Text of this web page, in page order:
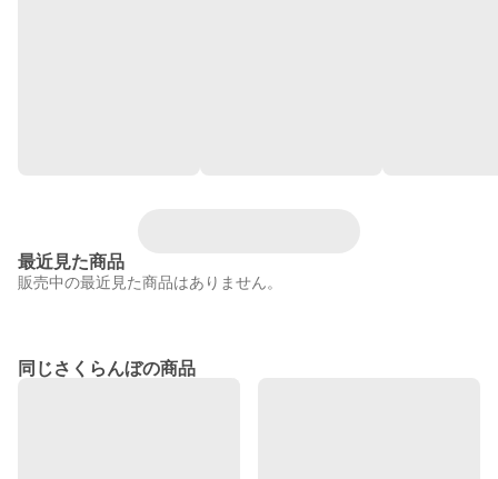
最近見た商品
販売中の最近見た商品はありません。
同じさくらんぼの商品